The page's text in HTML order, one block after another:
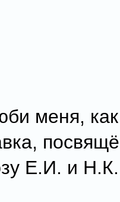
меня,
Е.И. и